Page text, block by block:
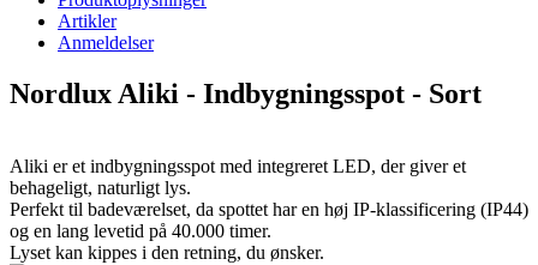
Artikler
Anmeldelser
Nordlux Aliki - Indbygningsspot - Sort
Aliki er et indbygningsspot med integreret LED, der giver et
behageligt, naturligt lys.
Perfekt til badeværelset, da spottet har en høj IP-klassificering (IP44)
og en lang levetid på 40.000 timer.
Lyset kan kippes i den retning, du ønsker.